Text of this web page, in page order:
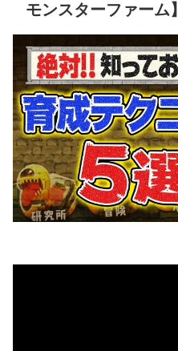
モンスターファーム】